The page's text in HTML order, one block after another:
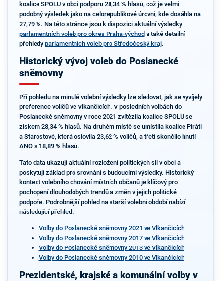
koalice SPOLU v obci podporu 28,34 % hlasů, což je velmi
podobný výsledek jako na celorepublikové úrovni, kde dosáhla na
27,79 %. Na této stránce jsou k dispozici aktuální výsledky
parlamentních voleb pro okres Praha-východ a také detailní
přehledy parlamentních voleb pro Středočeský kraj.
Historický vývoj voleb do Poslanecké
sněmovny
Při pohledu na minulé volební výsledky lze sledovat, jak se vyvíjely
preference voličů ve Vlkančicích. V posledních volbách do
Poslanecké sněmovny v roce 2021 zvítězila koalice SPOLU se
ziskem 28,34 % hlasů. Na druhém místě se umístila koalice Piráti
a Starostové, která oslovila 23,62 % voličů, a třetí skončilo hnutí
ANO s 18,89 % hlasů.
Tato data ukazují aktuální rozložení politických sil v obci a
poskytují základ pro srovnání s budoucími výsledky. Historický
kontext volebního chování místních občanů je klíčový pro
pochopení dlouhodobých trendů a změn v jejich politické
podpoře. Podrobnější pohled na starší volební období nabízí
následující přehled.
Volby do Poslanecké sněmovny 2021 ve Vlkančicích
Volby do Poslanecké sněmovny 2017 ve Vlkančicích
Volby do Poslanecké sněmovny 2013 ve Vlkančicích
Volby do Poslanecké sněmovny 2010 ve Vlkančicích
Prezidentské, krajské a komunální volby v